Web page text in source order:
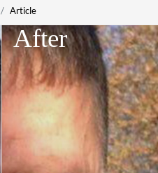
Article
After